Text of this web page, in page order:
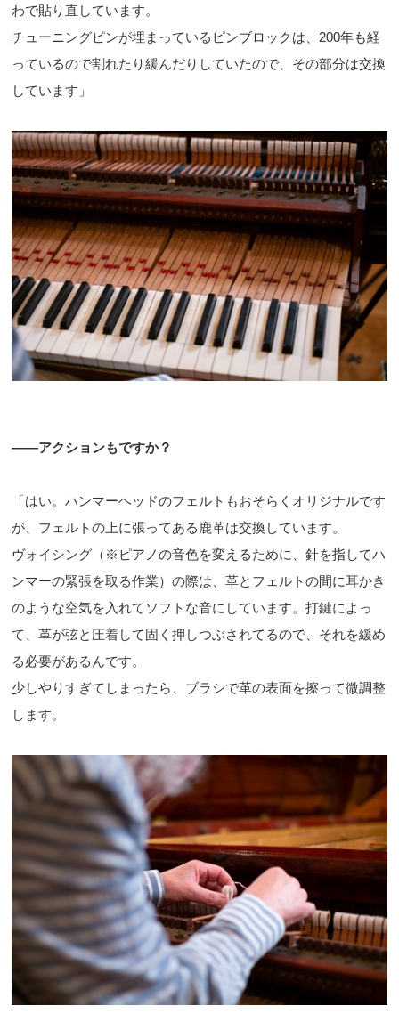
わで貼り直しています。
チューニングピンが埋まっているピンブロックは、200年も経
っているので割れたり緩んだりしていたので、その部分は交換
しています」
——アクションもですか？
「はい。ハンマーヘッドのフェルトもおそらくオリジナルです
が、フェルトの上に張ってある鹿革は交換しています。
ヴォイシング（※ピアノの音色を変えるために、針を指してハ
ンマーの緊張を取る作業）の際は、革とフェルトの間に耳かき
のような空気を入れてソフトな音にしています。打鍵によっ
て、革が弦と圧着して固く押しつぶされてるので、それを緩め
る必要があるんです。
少しやりすぎてしまったら、ブラシで革の表面を擦って微調整
します。